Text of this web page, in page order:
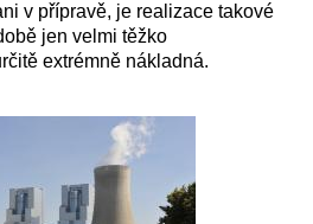
v přípravě, je realizace takové
jen velmi těžko
extrémně nákladná.